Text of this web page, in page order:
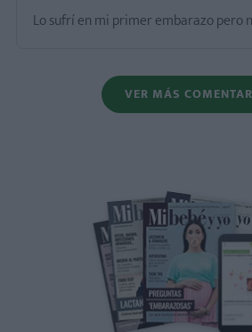
Lo sufrí en mi primer embarazo pero
VER MÁS